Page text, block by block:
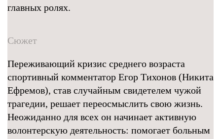
главных ролях.
Сюжет
Переживающий кризис среднего возраста
спортивный комментатор Егор Тихонов (Никита
Ефремов), став случайным свидетелем чужой
трагедии, решает переосмыслить свою жизнь.
Неожиданно для всех он начинает активную
волонтерскую деятельность: помогает больным